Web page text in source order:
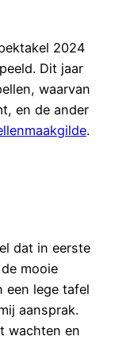
2024
Dit jaar
waarvan
en de ander
.
dat in eerste
mooie
een lege tafel
aansprak.
wachten en